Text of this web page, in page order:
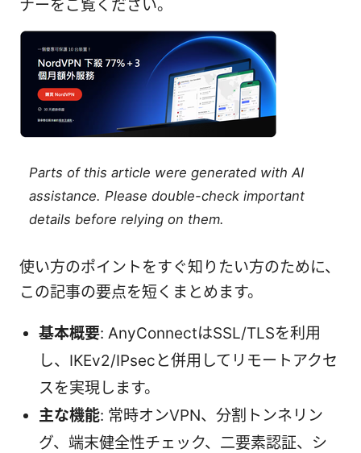
ナーをご覧ください。
Parts of this article were generated with AI
assistance. Please double-check important
details before relying on them.
使い方のポイントをすぐ知りたい方のために、
この記事の要点を短くまとめます。
基本概要: AnyConnectはSSL/TLSを利用
し、IKEv2/IPsecと併用してリモートアクセ
スを実現します。
主な機能: 常時オンVPN、分割トンネリン
グ、端末健全性チェック、二要素認証、シ